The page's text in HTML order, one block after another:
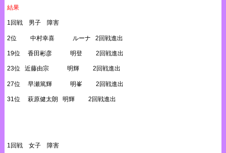
結果
1回戦 男子 障害
2位 中村幸喜 ルーナ 2回戦進出
19位 香田彬彦 明登 2回戦進出
23位 近藤由宗 明輝 2回戦進出
27位 早瀬篤輝 明峯 2回戦進出
31位 萩原健太朗 明輝 2回戦進出
1回戦 女子 障害